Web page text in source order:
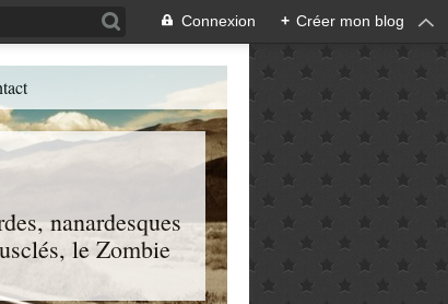
Connexion + Créer mon blog
nanardesques
le Zombie